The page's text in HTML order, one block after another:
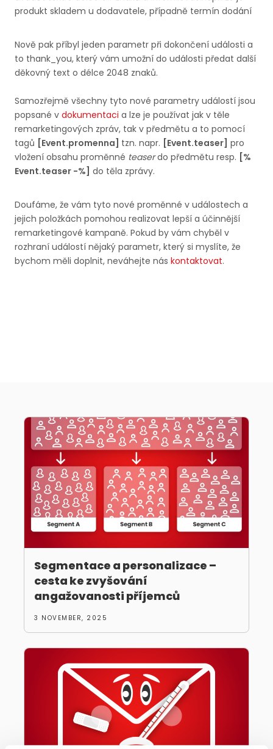
produkt skladem u dodavatele, případně termín dodání
Nově pak příbyl jeden parametr při dokončení události a
to thank_you, který vám umožní do události předat další
děkovný text o délce 2048 znaků.
Samozřejmě všechny tyto nové parametry událostí jsou
popsané v dokumentaci a lze je používat jak v těle
remarketingových zpráv, tak v předmětu a to pomocí
tagů [Event.promenna] tzn. napr. [Event.teaser] pro
vložení obsahu proměnné teaserdo předmětu resp. [%
Event.teaser -%] do těla zprávy.
Doufáme, že vám tyto nové proměnné v událostech a
jejich položkách pomohou realizovat lepší a účinnější
remarketingové kampaně. Pokud by vám chyběl v
rozhraní událostí nějaký parametr, který si myslíte, že
bychom měli doplnit, neváhejte nás kontaktovat.
Segmentace a personalizace –
cesta ke zvyšování
angažovanosti příjemců
3 NOVEMBER, 2025